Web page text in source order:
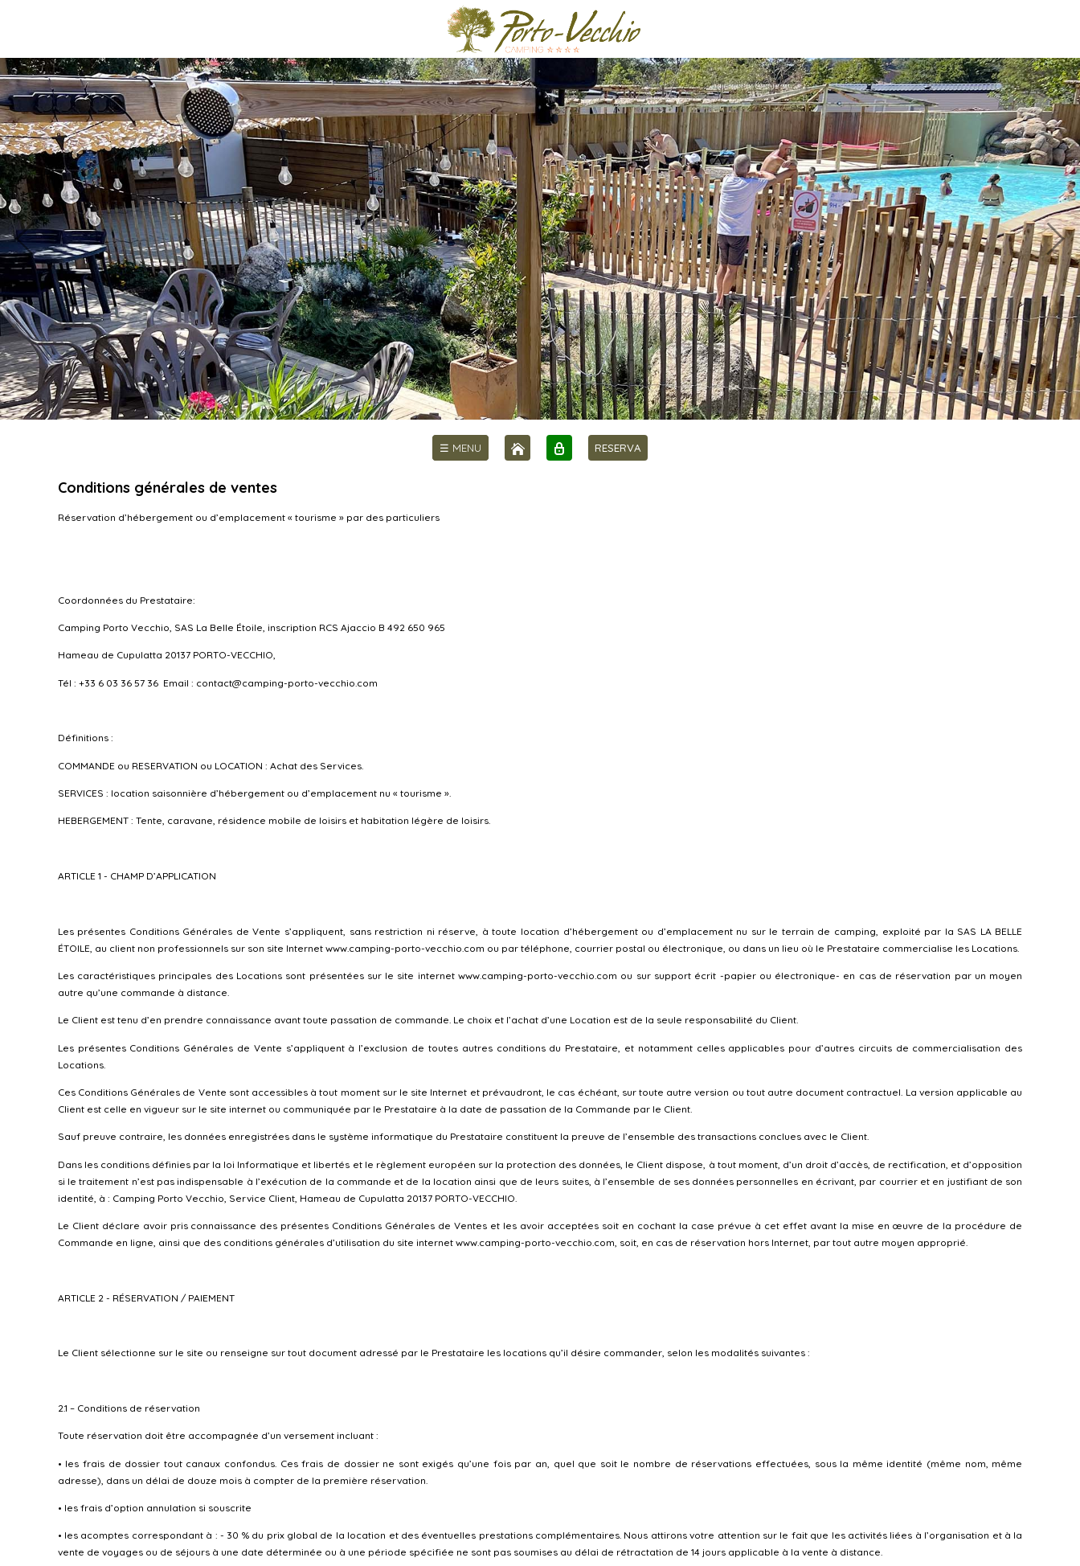
☰ MENU RESERVA
Conditions générales de ventes
Réservation d’hébergement ou d’emplacement « tourisme » par des particuliers
Coordonnées du Prestataire:
Camping Porto Vecchio, SAS La Belle Étoile, inscription RCS Ajaccio B 492 650 965
Hameau de Cupulatta 20137 PORTO-VECCHIO,
Tél : +33 6 03 36 57 36 Email : contact@camping-porto-vecchio.com
Définitions :
COMMANDE ou RESERVATION ou LOCATION : Achat des Services.
SERVICES : location saisonnière d’hébergement ou d’emplacement nu « tourisme ».
HEBERGEMENT : Tente, caravane, résidence mobile de loisirs et habitation légère de loisirs.
ARTICLE 1 - CHAMP D’APPLICATION
Les présentes Conditions Générales de Vente s’appliquent, sans restriction ni réserve, à toute location d’hébergement ou d’emplacement nu sur le terrain de camping, exploité par la SAS LA BELLE
ÉTOILE, au client non professionnels sur son site Internet www.camping-porto-vecchio.com ou par téléphone, courrier postal ou électronique, ou dans un lieu où le Prestataire commercialise les Locations.
Les caractéristiques principales des Locations sont présentées sur le site internet www.camping-porto-vecchio.com ou sur support écrit -papier ou électronique- en cas de réservation par un moyen
autre qu’une commande à distance.
Le Client est tenu d’en prendre connaissance avant toute passation de commande. Le choix et l’achat d’une Location est de la seule responsabilité du Client.
Les présentes Conditions Générales de Vente s’appliquent à l’exclusion de toutes autres conditions du Prestataire, et notamment celles applicables pour d’autres circuits de commercialisation des
Locations.
Ces Conditions Générales de Vente sont accessibles à tout moment sur le site Internet et prévaudront, le cas échéant, sur toute autre version ou tout autre document contractuel. La version applicable au
Client est celle en vigueur sur le site internet ou communiquée par le Prestataire à la date de passation de la Commande par le Client.
Sauf preuve contraire, les données enregistrées dans le système informatique du Prestataire constituent la preuve de l’ensemble des transactions conclues avec le Client.
Dans les conditions définies par la loi Informatique et libertés et le règlement européen sur la protection des données, le Client dispose, à tout moment, d’un droit d’accès, de rectification, et d’opposition
si le traitement n’est pas indispensable à l’exécution de la commande et de la location ainsi que de leurs suites, à l’ensemble de ses données personnelles en écrivant, par courrier et en justifiant de son
identité, à : Camping Porto Vecchio, Service Client, Hameau de Cupulatta 20137 PORTO-VECCHIO.
Le Client déclare avoir pris connaissance des présentes Conditions Générales de Ventes et les avoir acceptées soit en cochant la case prévue à cet effet avant la mise en œuvre de la procédure de
Commande en ligne, ainsi que des conditions générales d’utilisation du site internet www.camping-porto-vecchio.com, soit, en cas de réservation hors Internet, par tout autre moyen approprié.
ARTICLE 2 - RÉSERVATION / PAIEMENT
Le Client sélectionne sur le site ou renseigne sur tout document adressé par le Prestataire les locations qu’il désire commander, selon les modalités suivantes :
2.1 – Conditions de réservation
Toute réservation doit être accompagnée d’un versement incluant :
• les frais de dossier tout canaux confondus. Ces frais de dossier ne sont exigés qu’une fois par an, quel que soit le nombre de réservations effectuées, sous la même identité (même nom, même
adresse), dans un délai de douze mois à compter de la première réservation.
• les frais d’option annulation si souscrite
• les acomptes correspondant à : - 30 % du prix global de la location et des éventuelles prestations complémentaires. Nous attirons votre attention sur le fait que les activités liées à l’organisation et à la
vente de voyages ou de séjours à une date déterminée ou à une période spécifiée ne sont pas soumises au délai de rétractation de 14 jours applicable à la vente à distance.